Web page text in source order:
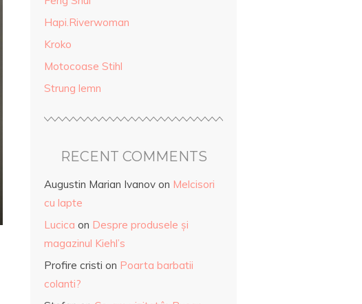
Hapi.Riverwoman
Kroko
Motocoase Stihl
Strung lemn
RECENT COMMENTS
Augustin Marian Ivanov on Melcisori
cu lapte
Lucica on Despre produsele și
magazinul Kiehl’s
Profire cristi on Poarta barbatii
colanti?